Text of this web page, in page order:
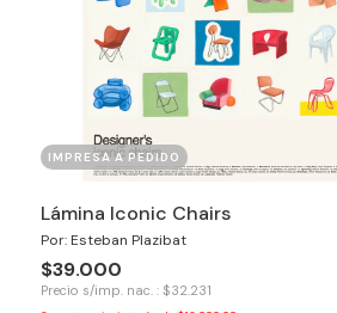
IMPRESA A PEDIDO
Lámina Iconic Chairs
Por: Esteban Plazibat
$39.000
Precio s/imp. nac. : $32.231